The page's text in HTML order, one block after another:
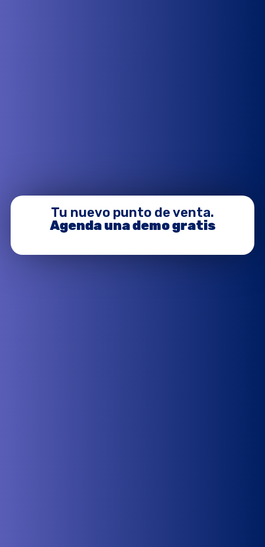
Tu nuevo punto de venta.
Agenda una demo gratis